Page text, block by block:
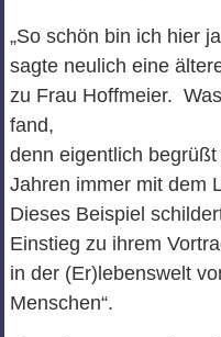
„So schön bin ich hier
sagte neulich eine
zu Frau Hoffmeier.
fand,
denn eigentlich
Jahren immer mit dem
Dieses Beispiel
Einstieg zu ihrem
in der (Er)lebenswelt
Menschen“.